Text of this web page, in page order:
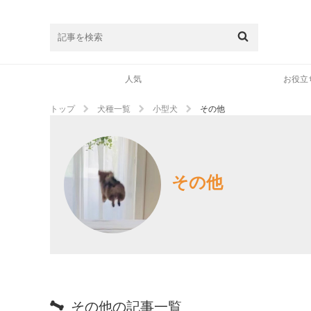
人気 お役立
トップ 犬種一覧 小型犬 その他
その他
その他の記事一覧